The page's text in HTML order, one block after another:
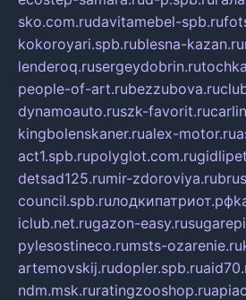
sko.com.rudavitamebel-spb.ru
kokoroyari.spb.rublesna-kazan.ru
lenderoq.rusergeydobrin.ru
people-of-art.rubezzubova.ru
dynamoauto.ruszk-favorit.ru
kingbolenskaner.rualex-motor.ru
act1.spb.rupolyglot.com.ru
detsad125.rumir-zdoroviya.ru
council.spb.ruлодкипатриот.рф
iclub.net.rugazon-easy.ru
pylesostineco.rumsts-ozarenie.ru
artemovskij.rudopler.spb.ru
ndm.msk.ruratingzooshop.ru